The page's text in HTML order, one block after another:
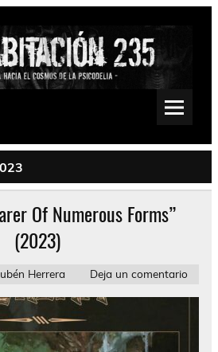
Doom, Sludge, Fuzz, Space, Drone
Of Numerous Forms”
(2023)
Herrera Deja un comentario